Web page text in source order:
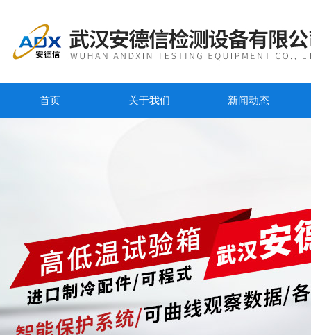
首页 关于我们 新闻动态